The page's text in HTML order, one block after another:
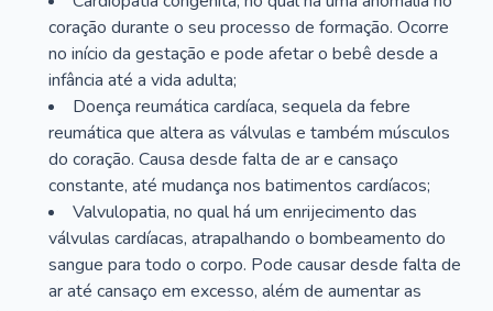
coração durante o seu processo de formação. Ocorre
no início da gestação e pode afetar o bebê desde a
infância até a vida adulta;
Doença reumática cardíaca, sequela da febre
reumática que altera as válvulas e também músculos
do coração. Causa desde falta de ar e cansaço
constante, até mudança nos batimentos cardíacos;
Valvulopatia, no qual há um enrijecimento das
válvulas cardíacas, atrapalhando o bombeamento do
sangue para todo o corpo. Pode causar desde falta de
ar até cansaço em excesso, além de aumentar as